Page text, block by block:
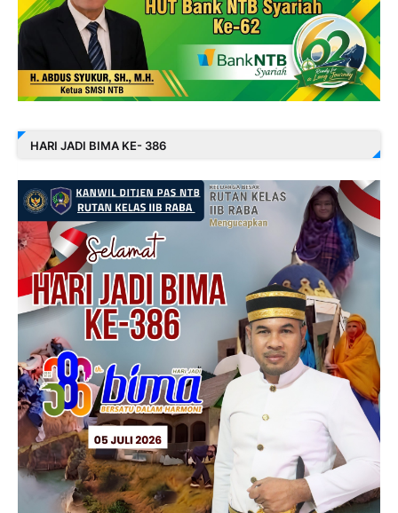
HARI JADI BIMA KE- 386